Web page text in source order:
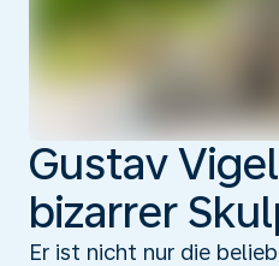
Gustav
bizarrer
Er ist nicht nur die